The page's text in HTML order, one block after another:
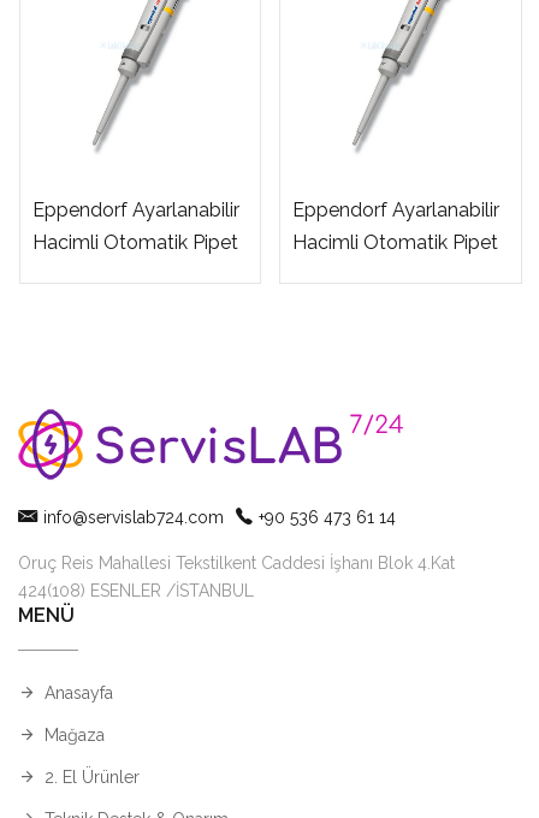
Eppendorf Ayarlanabilir
Hacimli Otomatik Pipet
Eppendorf Ayarlanabilir
Hacimli Otomatik Pipet
info@servislab724.com +90 536 473 61 14
Oruç Reis Mahallesi Tekstilkent Caddesi İşhanı Blok 4.Kat
424(108) ESENLER /İSTANBUL
MENÜ
Anasayfa
Mağaza
2. El Ürünler